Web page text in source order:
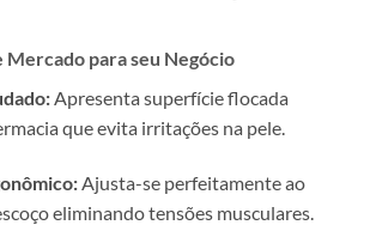
Mercado para seu Negócio
Apresenta superfície flocada
que evita irritações na pele.
Ajusta-se perfeitamente ao
eliminando tensões musculares.